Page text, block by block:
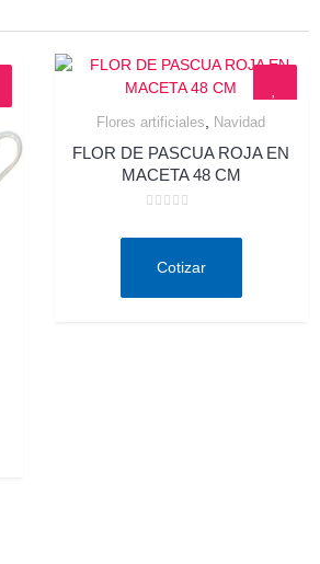
Flores artificiales, Navidad
FLOR DE PASCUA ROJA EN
MACETA 48 CM
deCotizar